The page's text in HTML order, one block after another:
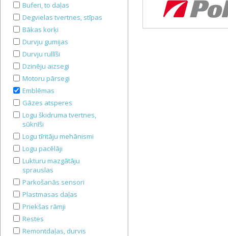
Buferi, to daļas
Degvielas tvertnes, stīpas
Bākas korķi
Durvju gumijas
Durvju rullīši
Dzinēju aizsegi
Motoru pārsegi
Emblēmas
Gāzes atsperes
Logu škidruma tvertnes,
sūknīši
Logu tīritāju mehānismi
Logu pacēlāji
Lukturu mazgātāju
sprauslas
Parkošanās sensori
Plastmasas daļas
Priekšas rāmji
Restes
Remontdaļas, durvis